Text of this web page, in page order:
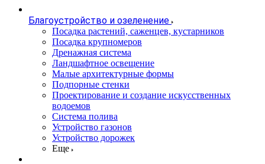
Благоустройство и озеленение
Посадка растений, саженцев, кустарников
Посадка крупномеров
Дренажная система
Ландшафтное освещение
Малые архитектурные формы
Подпорные стенки
Проектирование и создание искусственных
водоемов
Система полива
Устройство газонов
Устройство дорожек
Еще